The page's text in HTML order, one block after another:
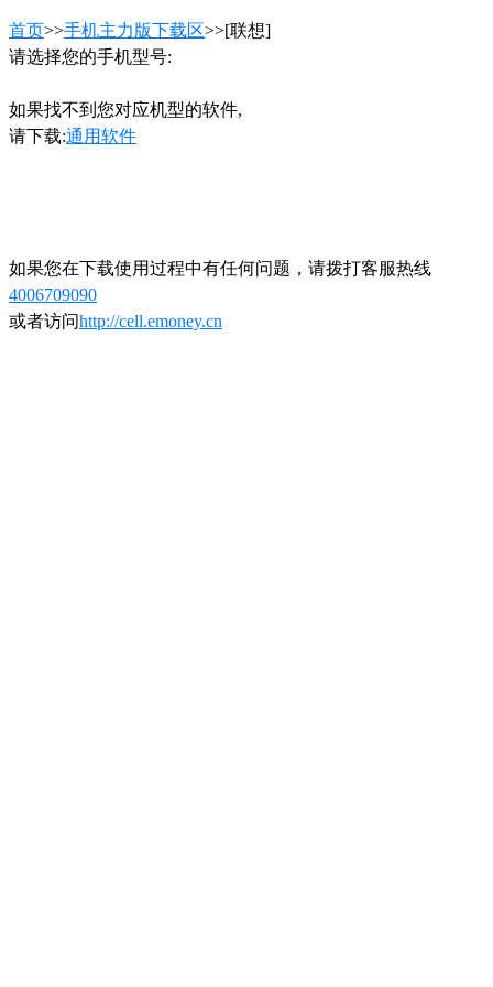
首页>>手机主力版下载区>>[联想]
请选择您的手机型号:
如果找不到您对应机型的软件,
请下载:通用软件
如果您在下载使用过程中有任何问题，请拨打客服热线
4006709090
或者访问http://cell.emoney.cn